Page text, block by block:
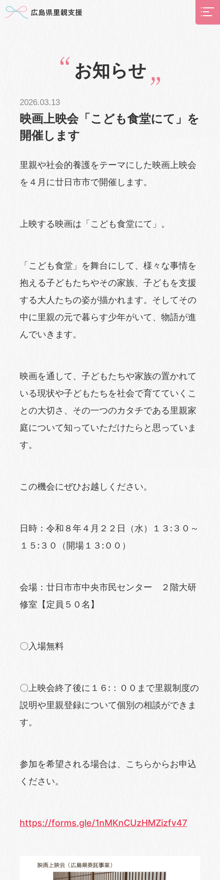
お知らせ
2026.03.13
映画上映会「こども食堂にて」を
開催します
里親や社会的養護をテーマにした映画上映会
を４月に廿日市市で開催します。
上映する映画は「こども食堂にて」。
「こども食堂」を舞台にして、様々な事情を
抱える子どもたちやその家族、子どもを支援
する大人たちの姿が描かれます。そしてその
中に里親の元で暮らす少年がいて、物語が進
んでいきます。
映画を通して、子どもたちや家族の置かれて
いる現状や子どもたちを社会で育てていくこ
との大切さ、その一つのカタチである里親家
庭について知っていただけたらと思っていま
す。
この機会にぜひお越しください。
日時：令和８年４月２２日（水）１３:３０～
１５:３０（開場１３:００）
会場：廿日市市中央市民センター ２階大研
修室【定員５０名】
〇入場無料
〇上映会終了後に１６:：００まで里親制度の
説明や里親登録について個別の相談ができま
す。
参加を希望される場合は、こちらからお申込
ください。
https://forms.gle/1nMKnCUzHMZizfv47